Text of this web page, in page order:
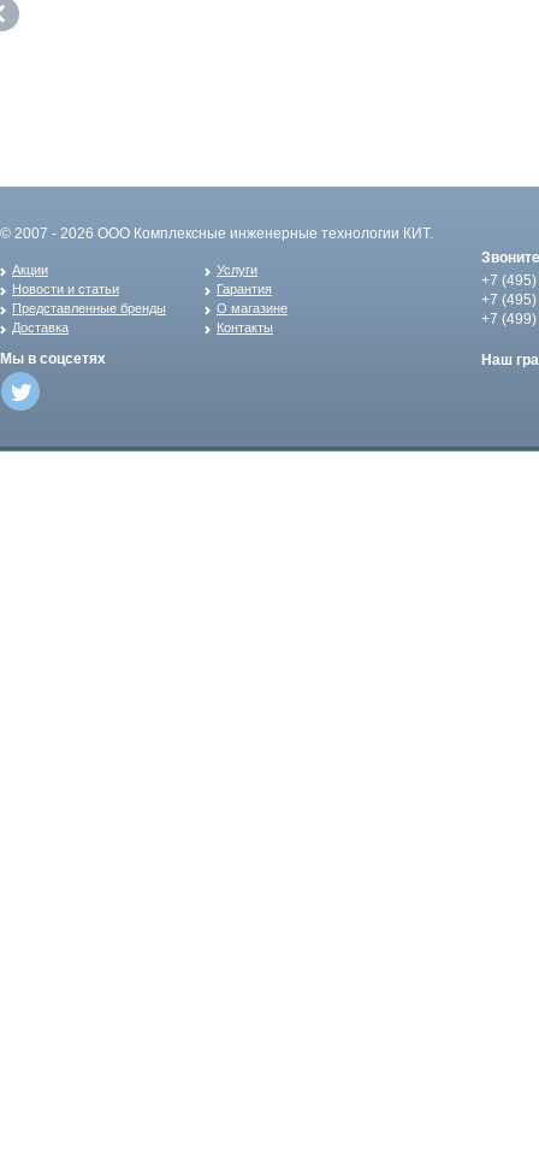
© 2007 - 2026 ООО Комплексные инженерные технологии КИТ.
Акции
Новости и статьи
Представленные бренды
Доставка
Услуги
Гарантия
О магазине
Контакты
Мы в соцсетях
Звоните
+7 (495)
+7 (495)
+7 (499)
Наш